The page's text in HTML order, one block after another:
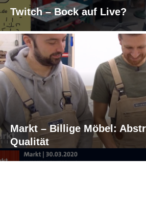
Twitch – Bock auf Live?
Markt – Billige Möbel:
Qualität